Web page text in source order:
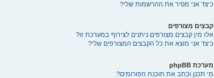
כיצד אני מסיר את ההרשמות שלי?
קבצים מצורפים
אלו מין קבצים מצורפים ניתנים לצירוף במערכת זו?
כיצד אני מוצא את כל הקבצים המצורפים שלי?
מערכת phpBB
מי תכנן וכתב את תוכנת הפורומים?